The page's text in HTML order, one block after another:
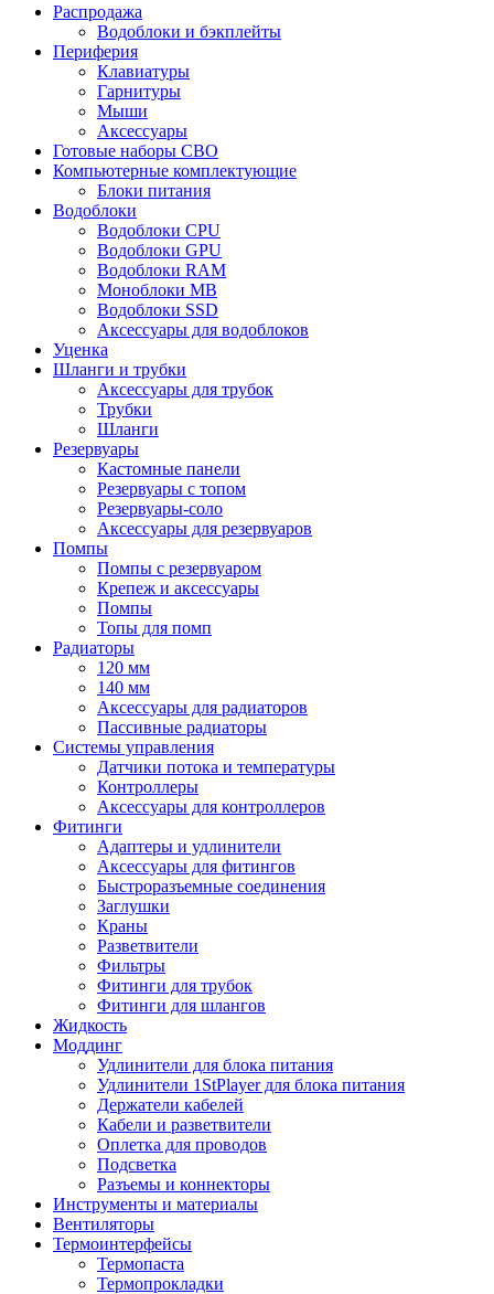
Распродажа
Водоблоки и бэкплейты
Периферия
Клавиатуры
Гарнитуры
Мыши
Аксессуары
Готовые наборы СВО
Компьютерные комплектующие
Блоки питания
Водоблоки
Водоблоки CPU
Водоблоки GPU
Водоблоки RAM
Моноблоки MB
Водоблоки SSD
Аксессуары для водоблоков
Уценка
Шланги и трубки
Аксессуары для трубок
Трубки
Шланги
Резервуары
Кастомные панели
Резервуары с топом
Резервуары-соло
Аксессуары для резервуаров
Помпы
Помпы с резервуаром
Крепеж и аксессуары
Помпы
Топы для помп
Радиаторы
120 мм
140 мм
Аксессуары для радиаторов
Пассивные радиаторы
Системы управления
Датчики потока и температуры
Контроллеры
Аксессуары для контроллеров
Фитинги
Адаптеры и удлинители
Аксессуары для фитингов
Быстроразъемные соединения
Заглушки
Краны
Разветвители
Фильтры
Фитинги для трубок
Фитинги для шлангов
Жидкость
Моддинг
Удлинители для блока питания
Удлинители 1StPlayer для блока питания
Держатели кабелей
Кабели и разветвители
Оплетка для проводов
Подсветка
Разъемы и коннекторы
Инструменты и материалы
Вентиляторы
Термоинтерфейсы
Термопаста
Термопрокладки